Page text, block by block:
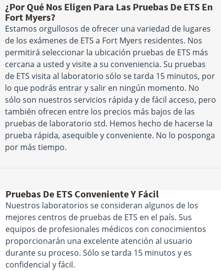
¿Por Qué Nos Eligen Para Las Pruebas De ETS En
Fort Myers?
Estamos orgullosos de ofrecer una variedad de lugares
de los exámenes de ETS a Fort Myers residentes. Nos
permitirá seleccionar la ubicación pruebas de ETS más
cercana a usted y visite a su conveniencia. Su pruebas
de ETS visita al laboratorio sólo se tarda 15 minutos, por
lo que podrás entrar y salir en ningún momento. No
sólo son nuestros servicios rápida y de fácil acceso, pero
también ofrecen entre los precios más bajos de las
pruebas de laboratorio std. Hemos hecho de hacerse la
prueba rápida, asequible y conveniente. No lo posponga
por más tiempo.
Pruebas De ETS Conveniente Y Fácil
Nuestros laboratorios se consideran algunos de los
mejores centros de pruebas de ETS en el país. Sus
equipos de profesionales médicos con conocimientos
proporcionarán una excelente atención al usuario
durante su proceso. Sólo se tarda 15 minutos y es
confidencial y fácil.